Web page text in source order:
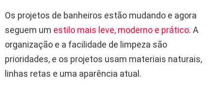
Os projetos de banheiros estão mudando e agora
seguem um estilo mais leve, moderno e prático. A
organização e a facilidade de limpeza são
prioridades, e os projetos usam materiais naturais,
linhas retas e uma aparência atual.